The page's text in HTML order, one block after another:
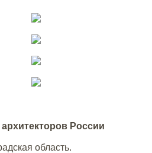
России
область.